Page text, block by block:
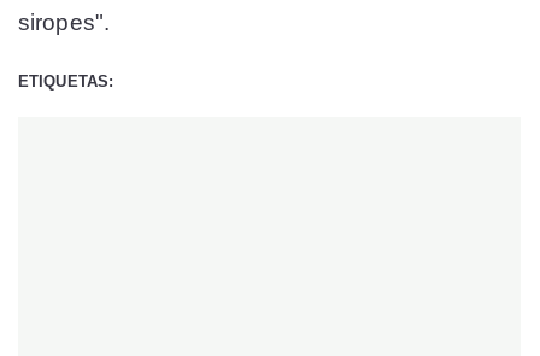
siropes".
ETIQUETAS: